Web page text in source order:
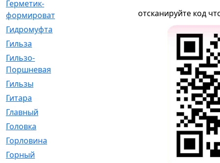
Герметик-
формирователь
Гидромуфта
Гильза
Гильзо-
Поршневая
Гильзы
Гитара
Главный
Головка
Горловина
Горный
отсканируйте код